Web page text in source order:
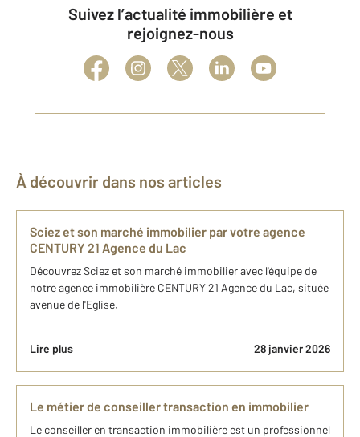
Suivez l’actualité immobilière et
rejoignez-nous
À découvrir dans nos articles
Sciez et son marché immobilier par votre agence
CENTURY 21 Agence du Lac
Découvrez Sciez et son marché immobilier avec l'équipe de
notre agence immobilière CENTURY 21 Agence du Lac, située
avenue de l'Eglise.
Lire plus 28 janvier 2026
Le métier de conseiller transaction en immobilier
Le conseiller en transaction immobilière est un professionnel